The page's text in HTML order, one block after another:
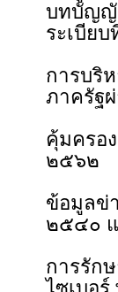
บทบัญญั
ระเบีย
(๑)
การบริ
ภาครัฐ
(๒)
คุ้มครอ
๒๕๖๒
(๓)
ข้อมูลข่
๒๕๔๐ แ
(๔)
การรัก